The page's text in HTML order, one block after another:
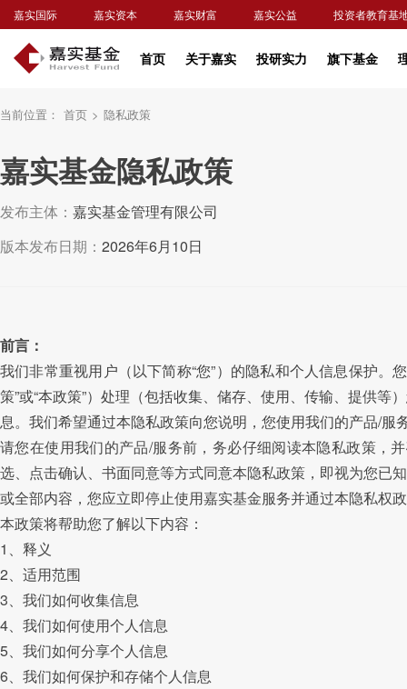
嘉实国际 嘉实资本 嘉实财富 嘉实公益 投资者教育基
首页 关于嘉实 投研实力 旗下基金
当前位置： 首页 > 隐私政策
嘉实基金隐私政策
发布主体： 嘉实基金管理有限公司
版本发布日期： 2026年6月10日
前言：
我们非常重视用户（以下简称“您”）的隐私和个人信息保护
策”或“本政策”）处理（包括收集、储存、使用、传输、提供
息。我们希望通过本隐私政策向您说明，您使用我们的产品/
请您在使用我们的产品/服务前，务必仔细阅读本隐私政策，
选、点击确认、书面同意等方式同意本隐私政策，即视为您已
或全部内容，您应立即停止使用嘉实基金服务并通过本隐私权
本政策将帮助您了解以下内容：
1、释义
2、适用范围
3、我们如何收集信息
4、我们如何使用个人信息
5、我们如何分享个人信息
6、我们如何保护和存储个人信息